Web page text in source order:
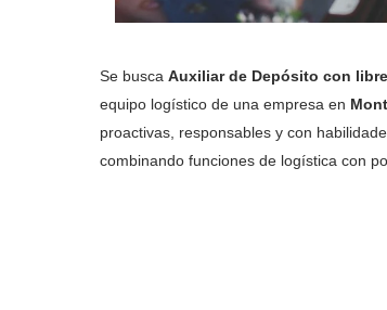
Se busca Auxiliar de Depósito con
equipo logístico de una empresa en
proactivas, responsables y con
combinando funciones de logística con